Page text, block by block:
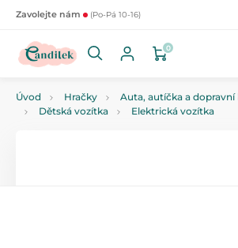
Zavolejte nám (Po-Pá 10-16)
0
Úvod Hračky
Auta, autíčka a
Dětská vozítka
Elektrická vozítka